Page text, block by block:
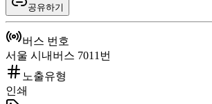
공유하기
버스 번호
서울 시내버스 7011번
노출유형
인쇄